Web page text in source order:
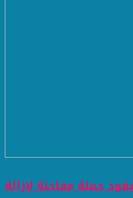
حملة مفاجئة لإزالة